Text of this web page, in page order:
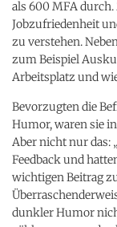
als 600 MFA
Jobzufriedenheit
zu verstehen.
zum Beispiel
Arbeitsplatz und
Bevorzugten die
Humor, waren sie
Aber nicht nur das:
Feedback und
wichtigen Beitrag
dunkler Humor